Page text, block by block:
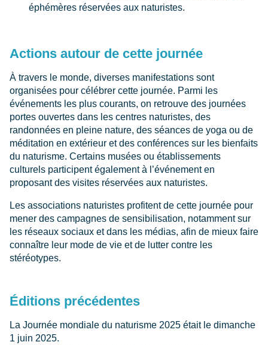
éphémères réservées aux naturistes.
Actions autour de cette journée
À travers le monde, diverses manifestations sont
organisées pour célébrer cette journée. Parmi les
événements les plus courants, on retrouve des journées
portes ouvertes dans les centres naturistes, des
randonnées en pleine nature, des séances de yoga ou de
méditation en extérieur et des conférences sur les bienfaits
du naturisme. Certains musées ou établissements
culturels participent également à l’événement en
proposant des visites réservées aux naturistes.
Les associations naturistes profitent de cette journée pour
mener des campagnes de sensibilisation, notamment sur
les réseaux sociaux et dans les médias, afin de mieux faire
connaître leur mode de vie et de lutter contre les
stéréotypes.
Éditions précédentes
La Journée mondiale du naturisme 2025 était le dimanche
1 juin 2025.